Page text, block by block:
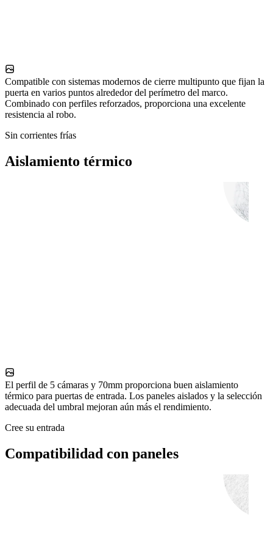
Compatible con sistemas modernos de cierre multipunto que fijan la
puerta en varios puntos alrededor del perímetro del marco.
Combinado con perfiles reforzados, proporciona una excelente
resistencia al robo.
Sin corrientes frías
Aislamiento térmico
El perfil de 5 cámaras y 70mm proporciona buen aislamiento
térmico para puertas de entrada. Los paneles aislados y la selección
adecuada del umbral mejoran aún más el rendimiento.
Cree su entrada
Compatibilidad con paneles